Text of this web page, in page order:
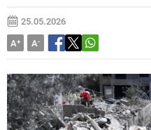
25.05.2026
A+ A-